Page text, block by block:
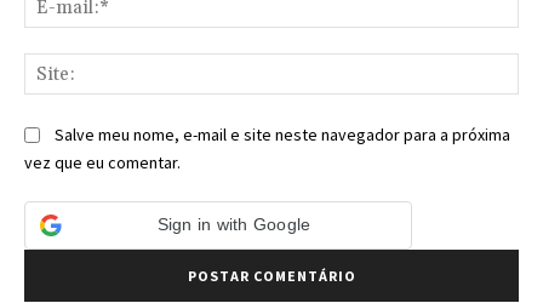
Salve meu nome, e-mail e site neste navegador para a próxima
vez que eu comentar.
Sign in with Google